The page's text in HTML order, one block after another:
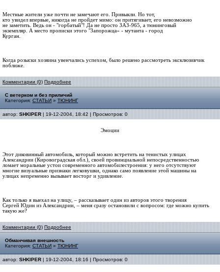
Местные жители уже почти не замечают его. Привыкли. Но тот,
кто увидел впервые, никогда не пройдет мимо: он притягивает, его невозможно
не заметить. Ведь он - "горбатый"! Да не просто ЗАЗ-965, а тюнинговый
экземпляр. А место прописки этого "Запорожца» - мутанта - город
Курган.
Когда розыски хозяина увенчались успехом, было решено рассмотреть эксклюзивчик
поближе.
Комментарии (0) Подробнее
С ветерком и без приличий
Категория: СТАТЬИ » ТЮНИНГ
автор: SHKIPER | 19-12-2004, 18:42 | Просмотров: 0
Эмоции
Этот диковинный автомобиль, который можно встретить на тенистых улицах
Александрии (Кировоградская обл.), своей провинциальной непосредственностью
ломает моральные устои современного автомобилестроения: у него отсутствуют
многие визуальные признаки легковушки, однако само появление этой машины на
улицах непременно вызывает восторг и удивление.
Как только я выехал на улицу, – рассказывает один из авторов этого творения
Сергей Юдин из Александрии, – меня сразу остановили с вопросом: где можно купить
такую же?
Комментарии (0) Подробнее
Обманчивая внешность
Категория: СТАТЬИ » ТЮНИНГ
автор: SHKIPER | 19-12-2004, 18:16 | Просмотров: 0